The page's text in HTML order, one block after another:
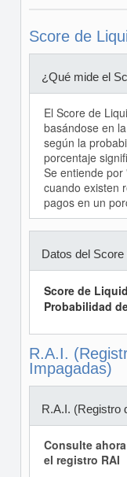
Score de
¿Qué mide el
El Score de
basándose en
según la
porcentaje
Se entiende
cuando existen
pagos en un
Datos del
Score de
Probabilidad
R.A.I.
Impagadas)
R.A.I. (Registro
Consulte
el registro RAI